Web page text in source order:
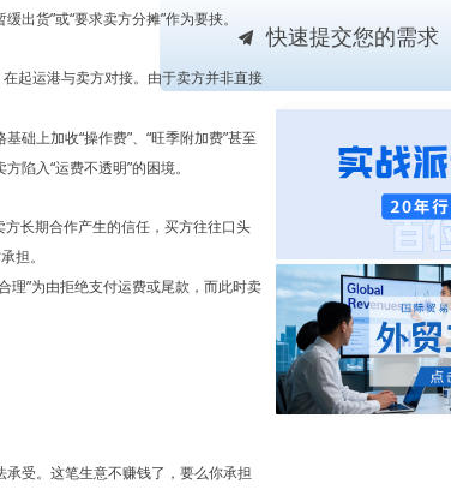
出货”或“要求卖方分摊”作为要挟。
起运港与卖方对接。由于卖方并非直接
础上加收“操作费”、“旺季附加费”甚至
陷入“运费不透明”的困境。
长期合作产生的信任，买方往往口头
担。
理”为由拒绝支付运费或尾款，而此时卖
受。这笔生意不赚钱了，要么你承担
끔 快速提交您的需求